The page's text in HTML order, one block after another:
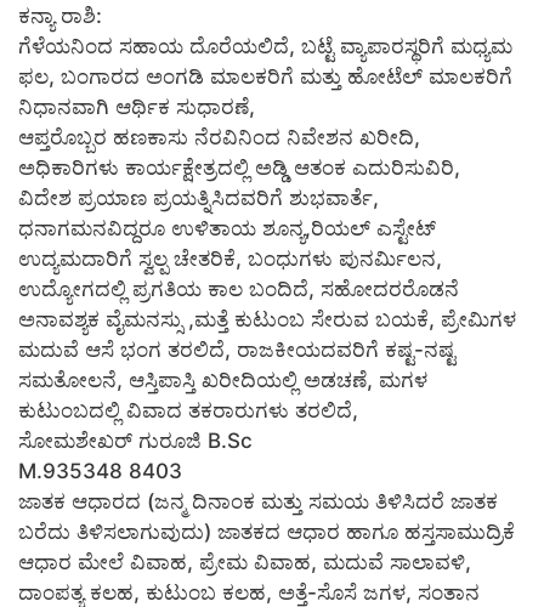
ಕನ್ಯಾ ರಾಶಿ:
ಗೆಳೆಯನಿಂದ ಸಹಾಯ ದೊರೆಯಲಿದೆ, ಬಟ್ಟೆ ವ್ಯಾಪಾರಸ್ಥರಿಗೆ ಮಧ್ಯಮ
ಫಲ, ಬಂಗಾರದ ಅಂಗಡಿ ಮಾಲಕರಿಗೆ ಮತ್ತು ಹೋಟೆಲ್ ಮಾಲಕರಿಗೆ
ನಿಧಾನವಾಗಿ ಆರ್ಥಿಕ ಸುಧಾರಣೆ,
ಆಪ್ತರೊಬ್ಬರ ಹಣಕಾಸು ನೆರವಿನಿಂದ ನಿವೇಶನ ಖರೀದಿ,
ಅಧಿಕಾರಿಗಳು ಕಾರ್ಯಕ್ಷೇತ್ರದಲ್ಲಿ ಅಡ್ಡಿ ಆತಂಕ ಎದುರಿಸುವಿರಿ,
ವಿದೇಶ ಪ್ರಯಾಣ ಪ್ರಯತ್ನಿಸಿದವರಿಗೆ ಶುಭವಾರ್ತೆ,
ಧನಾಗಮನವಿದ್ದರೂ ಉಳಿತಾಯ ಶೂನ್ಯ,ರಿಯಲ್ ಎಸ್ಟೇಟ್
ಉದ್ಯಮದಾರಿಗೆ ಸ್ವಲ್ಪ ಚೇತರಿಕೆ, ಬಂಧುಗಳು ಪುನರ್ಮಿಲನ,
ಉದ್ಯೋಗದಲ್ಲಿ ಪ್ರಗತಿಯ ಕಾಲ ಬಂದಿದೆ, ಸಹೋದರರೊಡನೆ
ಅನಾವಶ್ಯಕ ವೈಮನಸ್ಸು ,ಮತ್ತೆ ಕುಟುಂಬ ಸೇರುವ ಬಯಕೆ, ಪ್ರೇಮಿಗಳ
ಮದುವೆ ಆಸೆ ಭಂಗ ತರಲಿದೆ, ರಾಜಕೀಯದವರಿಗೆ ಕಷ್ಟ-ನಷ್ಟ
ಸಮತೋಲನೆ, ಆಸ್ತಿಪಾಸ್ತಿ ಖರೀದಿಯಲ್ಲಿ ಅಡಚಣೆ, ಮಗಳ
ಕುಟುಂಬದಲ್ಲಿ ವಿವಾದ ತಕರಾರುಗಳು ತರಲಿದೆ,
ಸೋಮಶೇಖರ್ ಗುರೂಜಿ B.Sc
M.935348 8403
ಜಾತಕ ಆಧಾರದ (ಜನ್ಮ ದಿನಾಂಕ ಮತ್ತು ಸಮಯ ತಿಳಿಸಿದರೆ ಜಾತಕ
ಬರೆದು ತಿಳಿಸಲಾಗುವುದು) ಜಾತಕದ ಆಧಾರ ಹಾಗೂ ಹಸ್ತಸಾಮುದ್ರಿಕೆ
ಆಧಾರ ಮೇಲೆ ವಿವಾಹ, ಪ್ರೇಮ ವಿವಾಹ, ಮದುವೆ ಸಾಲಾವಳಿ,
ದಾಂಪತ್ಯ ಕಲಹ, ಕುಟುಂಬ ಕಲಹ, ಅತ್ತೆ-ಸೊಸೆ ಜಗಳ, ಸಂತಾನ